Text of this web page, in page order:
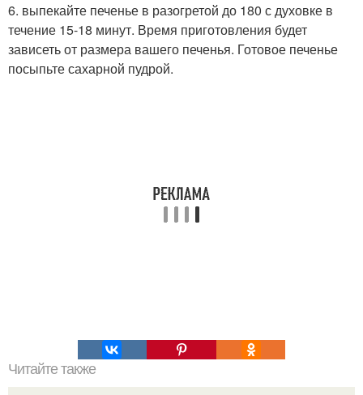
6. выпекайте печенье в разогретой до 180 с духовке в
течение 15-18 минут. Время приготовления будет
зависеть от размера вашего печенья. Готовое печенье
посыпьте сахарной пудрой.
Читайте также